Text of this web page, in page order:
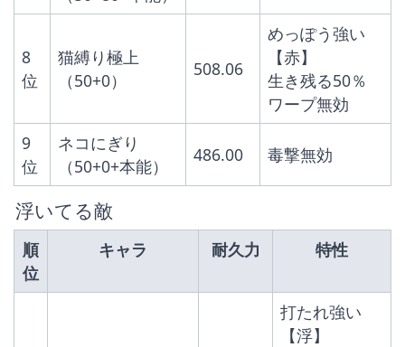
8
位
猫縛り極上
（50+0）
508.06
めっぽう強い
【赤】
生き残る50％
ワープ無効
9
位
ネコにぎり
（50+0+本能）
486.00 毒撃無効
浮いてる敵
順
位
キャラ 耐久力 特性
打たれ強い
【浮】